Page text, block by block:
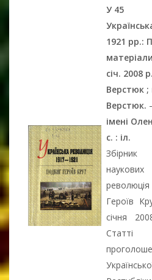
У 45
1921 рр.:
січ. 2008
Верстюк ;
Верстюк.
імені
с. : іл.
Збірник
наукових
Героїв
січня